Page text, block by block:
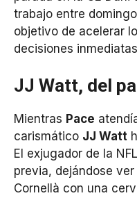
trabajo entre
objetivo de acelerar
decisiones
JJ Watt, del
Mientras Pace
carismático JJ Watt
El exjugador de la
previa, dejándose
Cornellà con una